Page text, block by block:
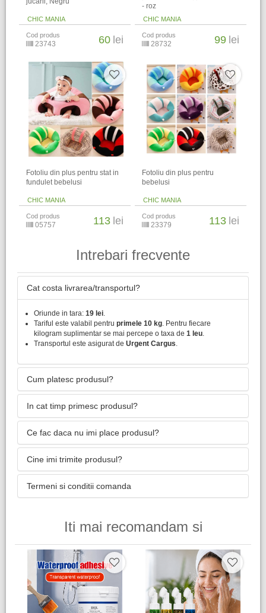
CHIC MANIA
Cod produs
23743 60 lei
- roz
CHIC MANIA
Cod produs
28732 99 lei
Fotoliu din plus pentru stat in
fundulet bebelusi
CHIC MANIA
Cod produs
05757 113 lei
Fotoliu din plus pentru
bebelusi
CHIC MANIA
Cod produs
23379 113 lei
Intrebari frecvente
Cat costa livrarea/transportul?
Oriunde in tara: 19 lei
Tariful este valabil pentru primele 10 kg . Pentru fiecare
kilogram suplimentar se mai percepe o taxa de 1 leu
Transportul este asigurat de Urgent Cargus
Cum platesc produsul?
In cat timp primesc produsul?
Ce fac daca nu imi place produsul?
Cine imi trimite produsul?
Termeni si conditii comanda
Iti mai recomandam si